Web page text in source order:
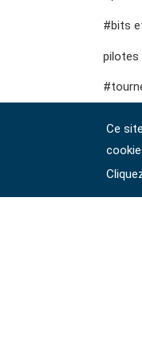
vde
#bits
pilotes
#outils
Ce